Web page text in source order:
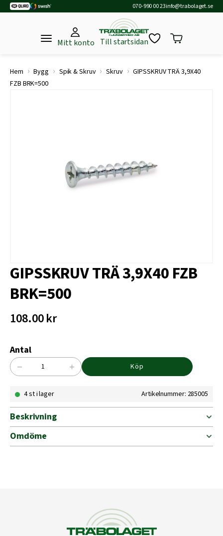
070-990 00 23info@trabolaget.se
Mitt konto Till startsidan
Hem › Bygg › Spik & Skruv › Skruv › GIPSSKRUV TRÄ 3,9X40
FZB BRK=500
GIPSSKRUV TRÄ 3,9X40 FZB
BRK=500
108.00kr
Antal
GIPSSKRUV
3,9X40
BRK=500
− + Köp
4 st i lager Artikelnummer: 285005
Beskrivning
Omdöme